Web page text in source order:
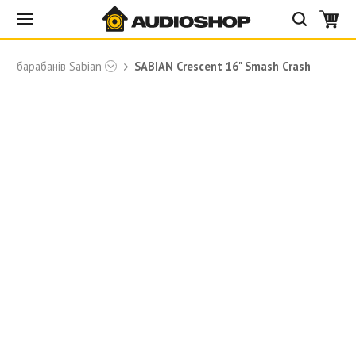
барабанів Sabian SABIAN Crescent 16" Smash Crash